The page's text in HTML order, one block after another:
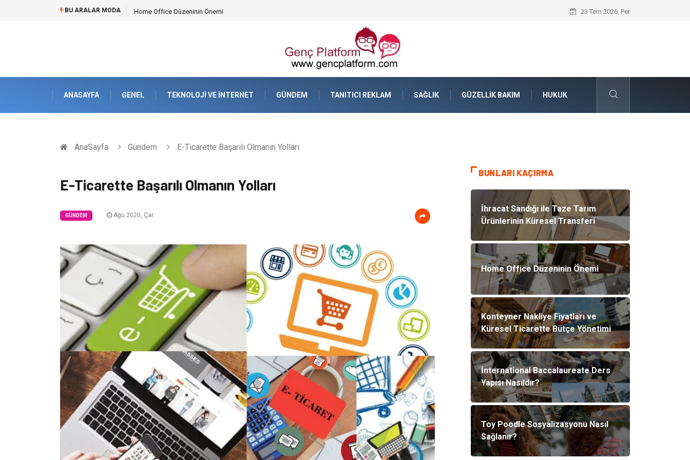
BU ARALAR MODA Konteyner Nakliye Fiyatları ve Küresel Ticarette Bütçe Yönetimi İnternational Baccalaureate Ders Yapısı
23 Tem 2026, Per
ANASAYFA GENEL TEKNOLOJI VE İNTERNET GÜNDEM TANITICI REKLAM SAĞLIK GÜZELLIK BAKIM HUKUK
AnaSayfa Gündem E-Ticarette Başarılı Olmanın Yolları
E-Ticarette Başarılı Olmanın Yolları
GÜNDEM Ağu 2020, Çar
BUNLARI KAÇIRMA
İhracat Sandığı ile Taze Tarım
Ürünlerinin Küresel Transferi
Home Office Düzeninin Önemi
Konteyner Nakliye Fiyatları ve
Küresel Ticarette Bütçe Yönetimi
İnternational Baccalaureate Ders
Yapısı Nasıldır?
Toy Poodle Sosyalizasyonu Nasıl
Sağlanır?